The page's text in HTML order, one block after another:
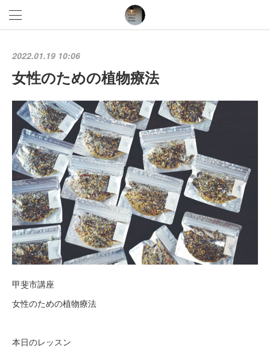
2022.01.19 10:06
女性のための植物療法
甲斐市講座
女性のための植物療法
本日のレッスン